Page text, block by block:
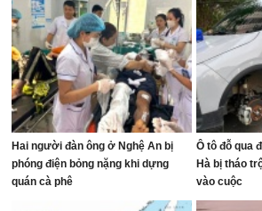
Hai người đàn ông ở Nghệ An bị
phóng điện bỏng nặng khi dựng
quán cà phê
Ô tô đỗ qua
Hà bị tháo
vào cuộc